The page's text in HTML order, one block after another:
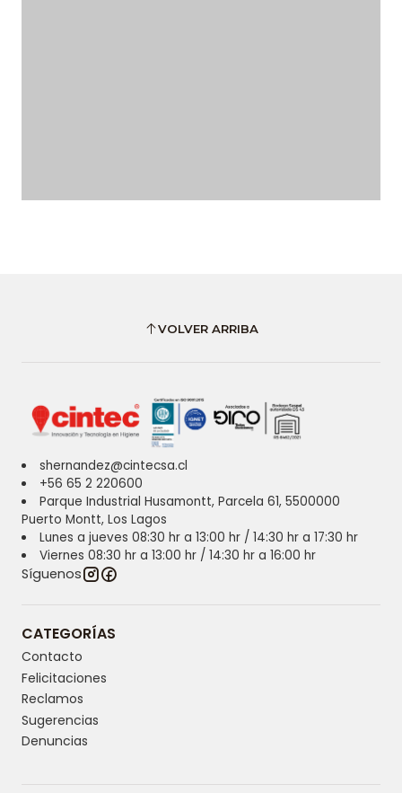
VOLVER ARRIBA
shernandez@cintecsa.cl
+56 65 2 220600
Parque Industrial Husamontt, Parcela 61, 5500000
Puerto Montt, Los Lagos
Lunes a jueves 08:30 hr a 13:00 hr / 14:30 hr a 17:30 hr
Viernes 08:30 hr a 13:00 hr / 14:30 hr a 16:00 hr
Síguenos
CATEGORÍAS
Contacto
Felicitaciones
Reclamos
Sugerencias
Denuncias